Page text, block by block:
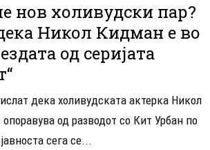
нов холивудски пар?
Никол Кидман е во
од серијата
дека холивудската актерка Никол
од разводот со Кит Урбан по
сега се...